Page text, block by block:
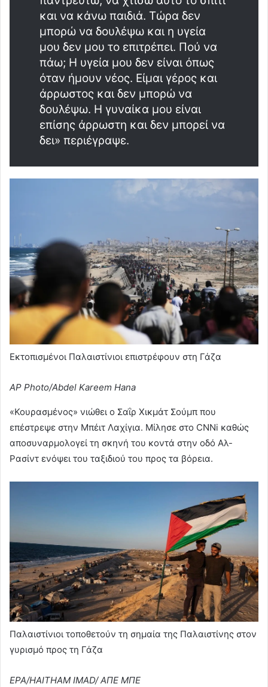
και να κάνω παιδιά. Τώρα δεν
μπορώ να δουλέψω και η υγεία
μου δεν μου το επιτρέπει. Πού να
πάω; Η υγεία μου δεν είναι όπως
όταν ήμουν νέος. Είμαι γέρος και
άρρωστος και δεν μπορώ να
δουλέψω. Η γυναίκα μου είναι
επίσης άρρωστη και δεν μπορεί να
δει» περιέγραψε.
Εκτοπισμένοι Παλαιστίνιοι επιστρέφουν στη Γάζα
AP Photo/Abdel Kareem Hana
«Κουρασμένος» νιώθει ο Σαΐρ Χικμάτ Σούμπ που
επέστρεψε στην Μπέιτ Λαχίγια. Mίλησε στο CNNi καθώς
αποσυναρμολογεί τη σκηνή του κοντά στην οδό Αλ-
Ρασίντ ενόψει του ταξιδιού του προς τα βόρεια.
Παλαιστίνιοι τοποθετούν τη σημαία της Παλαιστίνης στον
γυρισμό προς τη Γάζα
EPA/HAITHAM IMAD/ ΑΠΕ ΜΠΕ